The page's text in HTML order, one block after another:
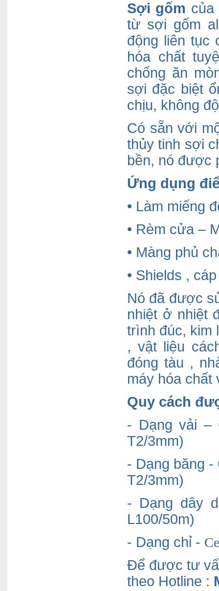
Sợi gốm của
từ sợi gốm
động liên tục
hóa chất
chống ăn
sợi đặc biệt
chịu, không
Có sẵn với
thủy tinh sợi
bền, nó được
Ứng dụng
• Làm miếng
• Rèm cửa –
• Màng phủ
• Shields ,
Nó đã được
nhiệt ở nhiệt
trình đúc, kim
, vật liệu
đóng tàu ,
máy hóa chất
Quy cách
- Dạng vải –
T2/3mm)
- Dạng băng -
T2/3mm)
- Dạng dây
L100/50m)
- Dạng chỉ -
Để được tư
theo Hotline :